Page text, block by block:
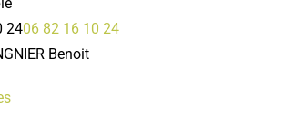
2406 82 16 10 24
Benoit